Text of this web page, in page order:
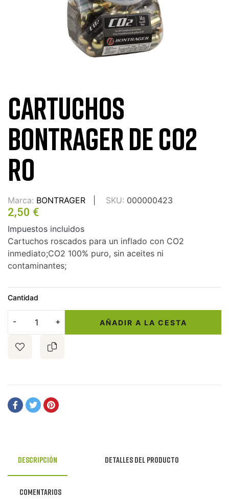
CARTUCHOS
BONTRAGER DE CO2
RO
Marca: BONTRAGER SKU: 000000423
2,50 €
Impuestos incluidos
Cartuchos roscados para un inflado con CO2
inmediato;CO2 100% puro, sin aceites ni
contaminantes;
Cantidad
AÑADIR A LA CESTA
Descripción Detalles del producto
Comentarios